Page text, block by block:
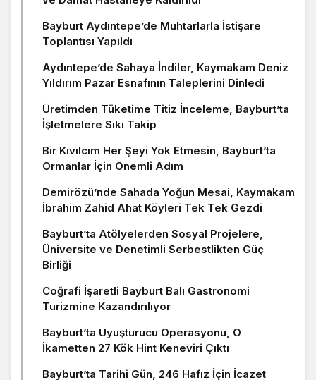
Bayburt Aydıntepe’de Muhtarlarla İstişare
Toplantısı Yapıldı
Aydıntepe’de Sahaya İndiler, Kaymakam Deniz
Yıldırım Pazar Esnafının Taleplerini Dinledi
Üretimden Tüketime Titiz İnceleme, Bayburt’ta
İşletmelere Sıkı Takip
Bir Kıvılcım Her Şeyi Yok Etmesin, Bayburt’ta
Ormanlar İçin Önemli Adım
Demirözü’nde Sahada Yoğun Mesai, Kaymakam
İbrahim Zahid Ahat Köyleri Tek Tek Gezdi
Bayburt’ta Atölyelerden Sosyal Projelere,
Üniversite ve Denetimli Serbestlikten Güç
Birliği
Coğrafi İşaretli Bayburt Balı Gastronomi
Turizmine Kazandırılıyor
Bayburt’ta Uyuşturucu Operasyonu, O
İkametten 27 Kök Hint Keneviri Çıktı
Bayburt’ta Tarihi Gün, 246 Hafız İçin İcazet